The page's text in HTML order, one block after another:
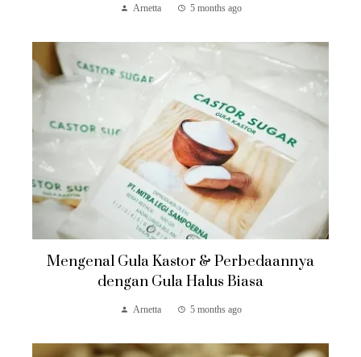
Arnetta 5 months ago
Mengenal Gula Kastor & Perbedaannya
dengan Gula Halus Biasa
Arnetta 5 months ago